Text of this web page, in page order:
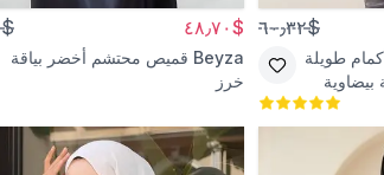
$٦٠٫٣٢
طويلة
$٤٨٫٧٠ $٥٤٫١١
Beyza قميص محتشم أخضر بياقة
خرز